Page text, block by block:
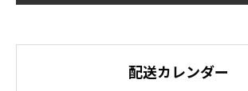
配送カレンダー